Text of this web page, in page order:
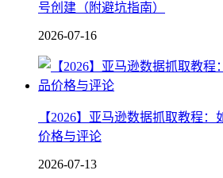
号创建（附避坑指南）
2026-07-16
【2026】亚马逊数据抓取教程：
价格与评论
2026-07-13